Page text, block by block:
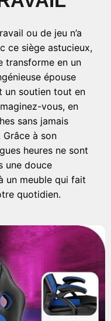
ou de jeu n’a
ce siège astucieux,
transforme en un
épouse
un soutien tout en
vous, en
sans jamais
à son
heures ne sont
une douce
un meuble qui fait
quotidien.